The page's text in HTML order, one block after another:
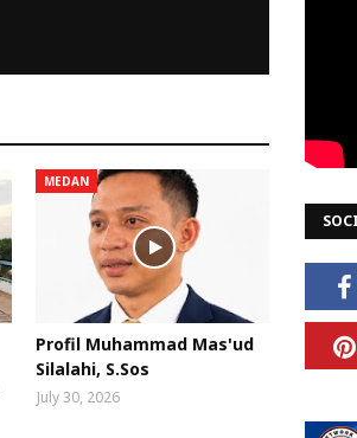
MEDAN
Profil Muhammad Mas'ud
Silalahi, S.Sos
July 30, 2026